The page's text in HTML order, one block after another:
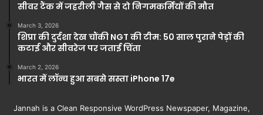
सीवर टैंक में जहरीली गैस से दो निगमकर्मियों की मौत
March 3, 2026
शिप्रा की दुर्दशा देख चौंकी NGT की टीम: 50 साल पुराने पेड़ों की
कटाई और सीवरेज पर जताई चिंता
March 2, 2026
भारत में लॉन्च हुआ सबसे सस्ता iPhone 17e
Jannah is a Clean Responsive WordPress Newspaper, Magazine,